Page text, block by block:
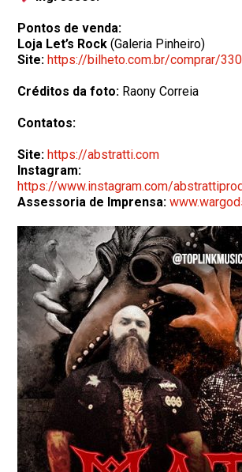
Pontos de venda:
Loja Let’s Rock (Galeria Pinheiro)
Site:https://bilheto.com.br/comprar/
Créditos da foto: Raony Correia
Contatos:
Site:https://abstratti.com
Instagram:
https://www.instagram.com/
Assessoria de Imprensa: